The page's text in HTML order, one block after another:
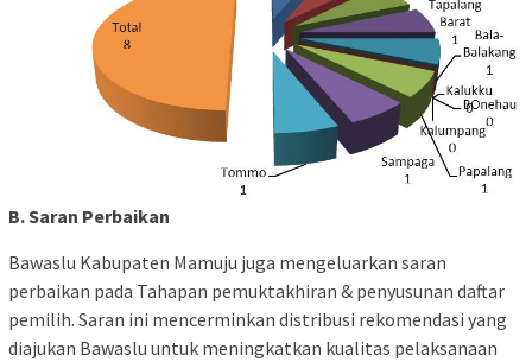
B. Saran Perbaikan
Bawaslu Kabupaten Mamuju juga mengeluarkan saran
perbaikan pada Tahapan pemuktakhiran & penyusunan daftar
pemilih. Saran ini mencerminkan distribusi rekomendasi yang
diajukan Bawaslu untuk meningkatkan kualitas pelaksanaan